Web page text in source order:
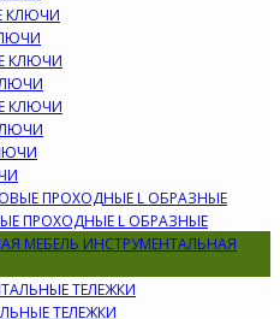
ПРОХОДНЫЕ L ОБРАЗНЫЕ
ИНСТРУМЕНТАЛЬНАЯ
ТЕЛЕЖКИ